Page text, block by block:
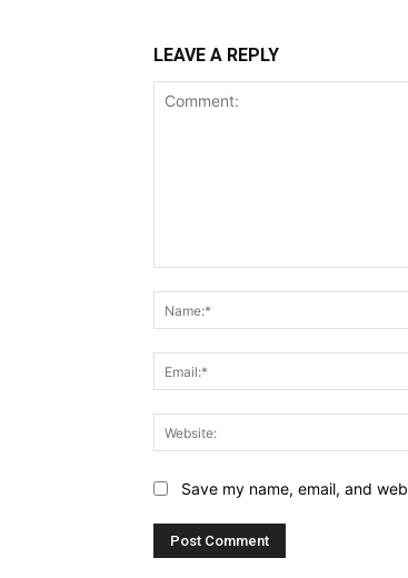
LEAVE A REPLY
Save my name, email, and